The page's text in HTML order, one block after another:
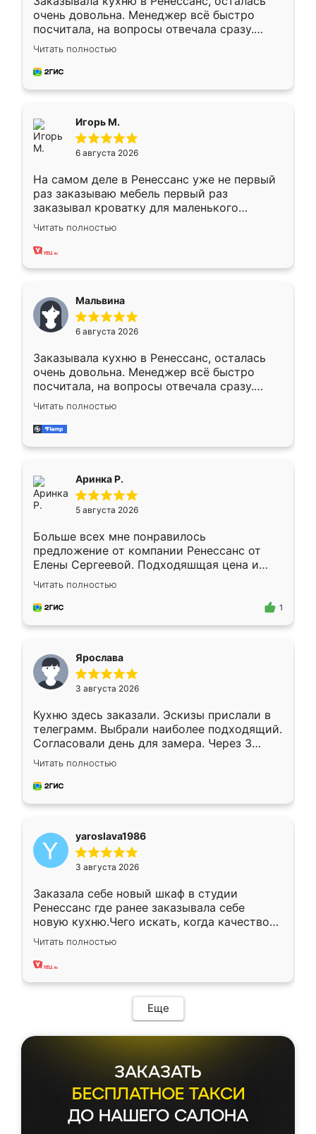
очень довольна. Менеджер всё быстро
посчитала, на вопросы отвечала сразу.
Замерщик приехал в субботу, подошёл к
делу со всей ответственностью. Собрали
за день, ребята работали аккуратно, даже
Читать полностью
Игорь М.
6 августа 2026
На самом деле в Ренессанс уже не первый
раз заказываю мебель первый раз
заказывал кроватку для маленького
ребёнка при его рождении ,во второй раз
заказал шкаф-купе. По качеству очень
хорошее сборка достаточно быстрая,
меньше, здесь же он более разнообразный.
Мне нравится ,если что-то потребуется из
мебели буду заказывать только здесь.
Читать полностью
Мальвина
6 августа 2026
Заказывала кухню в Ренессанс, осталась
очень довольна. Менеджер всё быстро
посчитала, на вопросы отвечала сразу.
Замерщик приехал в субботу, подошёл к
делу со всей ответственностью. Собрали
за день, ребята работали аккуратно, даже
Читать полностью
Аринка Р.
5 августа 2026
Больше всех мне понравилось
предложение от компании Ренессанс от
Елены Сергеевой. Подходяшщая цена и
короткие сроки изготовления. Приехавший
для замера сотрудник Владислав
предложил по моему эскизу самый
Читать полностью
1
Ярослава
3 августа 2026
Кухню здесь заказали. Эскизы прислали в
телеграмм. Выбрали наиболее подходящий.
Согласовали день для замера. Через 3
недели кухня была уже готова. Остались
довольны работой. Спасибо Ренессанс
мебель за качественную работу!
Читать полностью
yaroslava1986
3 августа 2026
Заказала себе новый шкаф в студии
Ренессанс где ранее заказывала себе
новую кухню.Чего искать, когда качеством
вполне довольна. Служит кухня уже почти
два года, нареканий нет.
Читать полностью
Еще
ЗАКАЗАТЬ
БЕСПЛАТНОЕ ТАКСИ
ДО НАШЕГО САЛОНА